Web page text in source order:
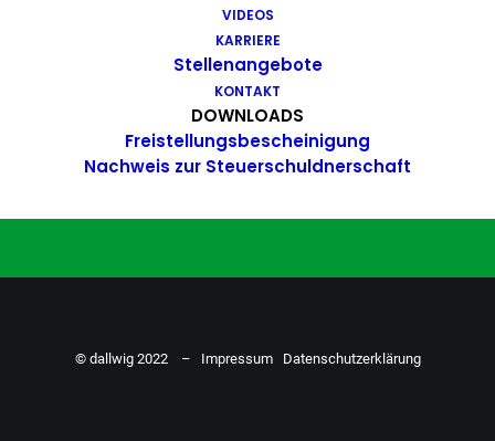
VIDEOS
KARRIERE
Stellenangebote
KONTAKT
DOWNLOADS
Freistellungsbescheinigung
Nachweis zur Steuerschuldnerschaft
Action. Bewirb dich ganz einfach
ZU DEN STELLENANGEBOTEN
© dallwig 2022 – Impressum Datenschutzerklärung